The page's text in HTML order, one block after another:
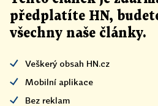
předplatíte HN,
všechny naše články.
Veškerý obsah HN.cz
Mobilní aplikace
Bez reklam